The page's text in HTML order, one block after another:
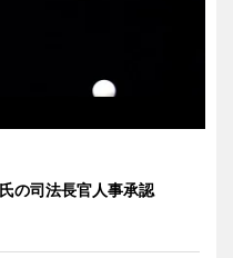
の司法長官人事承認